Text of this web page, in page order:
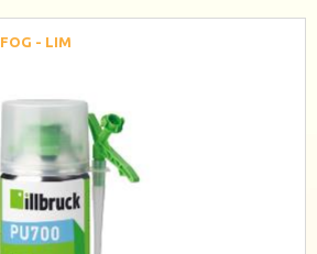
FOG - LIM